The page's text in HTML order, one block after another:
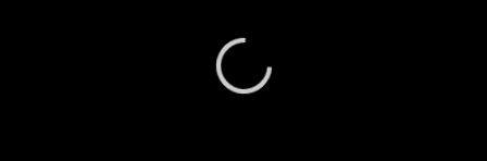
Thôn Tính Bầu Trời Tập 46